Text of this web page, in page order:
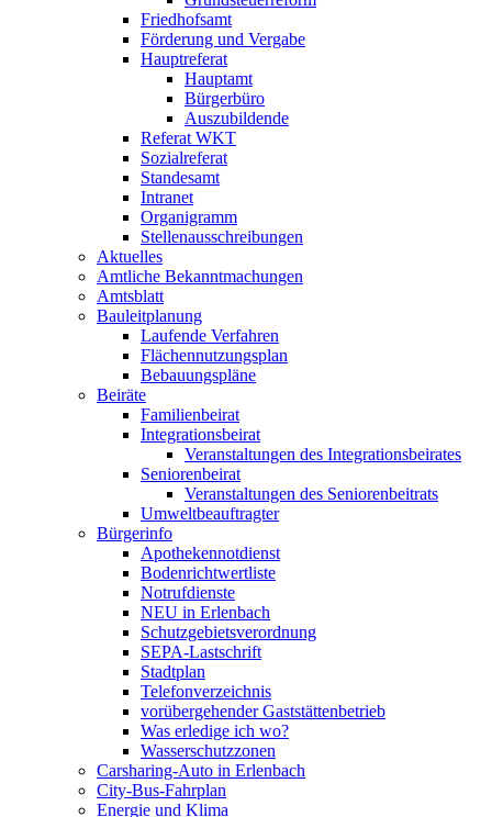
Friedhofsamt
Förderung und Vergabe
Hauptreferat
Hauptamt
Bürgerbüro
Auszubildende
Referat WKT
Sozialreferat
Standesamt
Intranet
Organigramm
Stellenausschreibungen
Aktuelles
Amtliche Bekanntmachungen
Amtsblatt
Bauleitplanung
Laufende Verfahren
Flächennutzungsplan
Bebauungspläne
Beiräte
Familienbeirat
Integrationsbeirat
Veranstaltungen des Integrationsbeirates
Seniorenbeirat
Veranstaltungen des Seniorenbeitrats
Umweltbeauftragter
Bürgerinfo
Apothekennotdienst
Bodenrichtwertliste
Notrufdienste
NEU in Erlenbach
Schutzgebietsverordnung
SEPA-Lastschrift
Stadtplan
Telefonverzeichnis
vorübergehender Gaststättenbetrieb
Was erledige ich wo?
Wasserschutzzonen
Carsharing-Auto in Erlenbach
City-Bus-Fahrplan
Energie und Klima